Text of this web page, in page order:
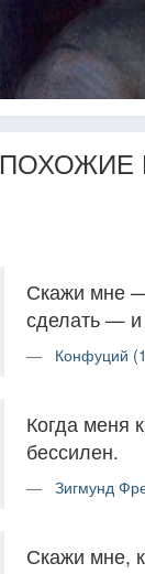
ПОХОЖИЕ
Скажи мне
сделать —
Конфуций
Когда меня
бессилен.
Зигмунд
Скажи мне,